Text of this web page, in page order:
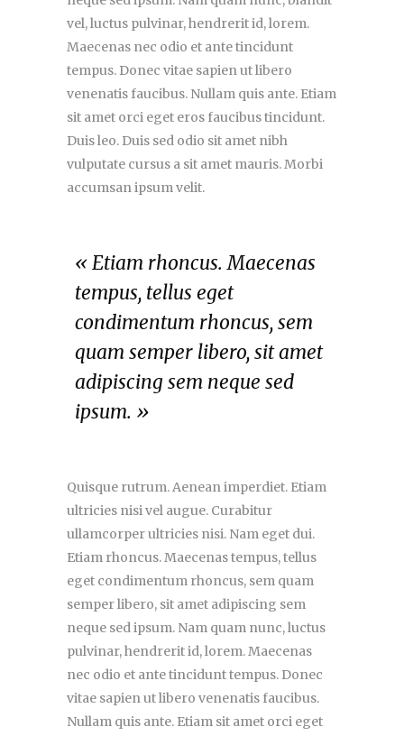
vel, luctus pulvinar, hendrerit id, lorem.
Maecenas nec odio et ante tincidunt
tempus. Donec vitae sapien ut libero
venenatis faucibus. Nullam quis ante. Etiam
sit amet orci eget eros faucibus tincidunt.
Duis leo. Duis sed odio sit amet nibh
vulputate cursus a sit amet mauris. Morbi
accumsan ipsum velit.
« Etiam rhoncus. Maecenas
tempus, tellus eget
condimentum rhoncus, sem
quam semper libero, sit amet
adipiscing sem neque sed
ipsum. »
Quisque rutrum. Aenean imperdiet. Etiam
ultricies nisi vel augue. Curabitur
ullamcorper ultricies nisi. Nam eget dui.
Etiam rhoncus. Maecenas tempus, tellus
eget condimentum rhoncus, sem quam
semper libero, sit amet adipiscing sem
neque sed ipsum. Nam quam nunc, luctus
pulvinar, hendrerit id, lorem. Maecenas
nec odio et ante tincidunt tempus. Donec
vitae sapien ut libero venenatis faucibus.
Nullam quis ante. Etiam sit amet orci eget